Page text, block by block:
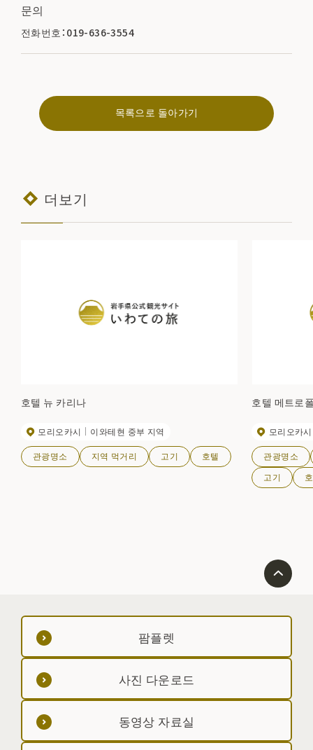
문의
전화번호：019-636-3554
목록으로 돌아가기
더보기
호텔 뉴 카리나
모리오카시 이와테현 중부 지역
관광명소 지역 먹거리 고기 호텔
호텔 메트로
모리오카시
관광명소
고기
팜플렛
사진 다운로드
동영상 자료실